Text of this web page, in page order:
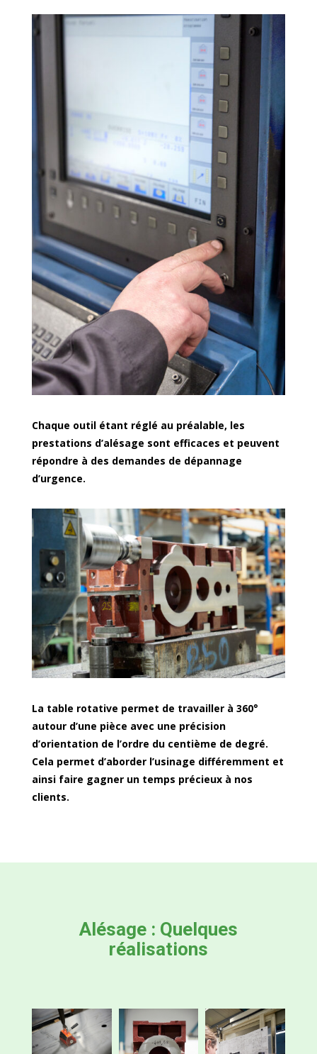
Chaque outil étant réglé au préalable, les
prestations d’alésage sont efficaces et peuvent
répondre à des demandes de dépannage
d’urgence.
La table rotative permet de travailler à 360°
autour d’une pièce avec une précision
d’orientation de l’ordre du centième de degré.
Cela permet d’aborder l’usinage différemment et
ainsi faire gagner un temps précieux à nos
clients.
Alésage : Quelques
réalisations